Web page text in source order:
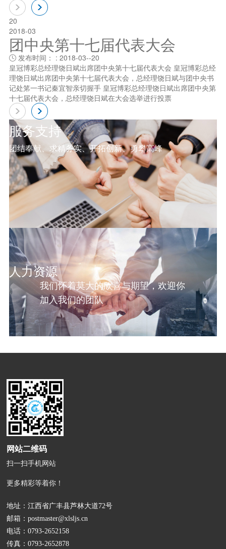
20
2018-03
团中央第十七届代表大会
发布时间： : 2018-03--20
皇冠博彩总经理饶日斌出席团中央第十七届代表大会 皇冠博彩总经
理饶日斌出席团中央第十七届代表大会，总经理饶日斌与团中央书
记处笫一书记秦宜智亲切握手 皇冠博彩总经理饶日斌出席团中央第
十七届代表大会，总经理饶日斌在大会选举进行投票
服务支持
团结奉献、求精务实、开拓创新、勇攀高峰
人力资源
我们怀着莫大的欣喜与期望，欢迎你
加入我们的团队
网站二维码
扫一扫手机网站
更多精彩等着你！
地址：江西省广丰县芦林大道72号
邮箱：postmaster@xlsljs.cn
电话：0793-2652158
传真：0793-2652878